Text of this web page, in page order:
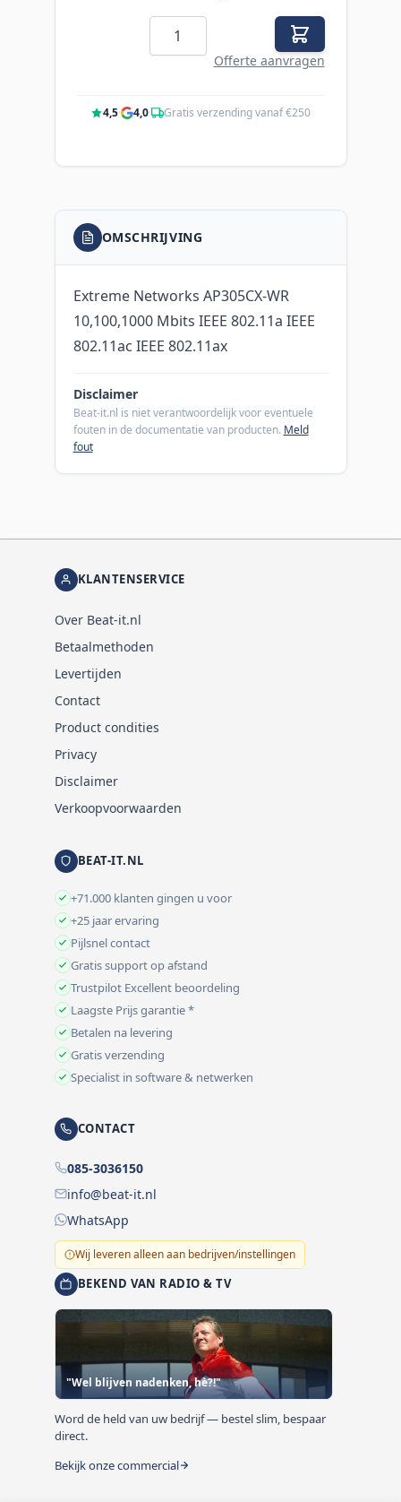
Aantal
Offerte aanvragen
4,5· 4,0· Gratis verzending vanaf €250
OMSCHRIJVING
Extreme Networks AP305CX-WR
10,100,1000 Mbits IEEE 802.11a IEEE
802.11ac IEEE 802.11ax
Disclaimer
Beat-it.nl is niet verantwoordelijk voor eventuele
fouten in de documentatie van producten. Meld
fout
KLANTENSERVICE
Over Beat-it.nl
Betaalmethoden
Levertijden
Contact
Product condities
Privacy
Disclaimer
Verkoopvoorwaarden
BEAT-IT.NL
+71.000 klanten gingen u voor
+25 jaar ervaring
Pijlsnel contact
Gratis support op afstand
Trustpilot Excellent beoordeling
Laagste Prijs garantie *
Betalen na levering
Gratis verzending
Specialist in software & netwerken
CONTACT
085-3036150
info@beat-it.nl
WhatsApp
Wij leveren alleen aan bedrijven/instellingen
BEKEND VAN RADIO & TV
"Wel blijven nadenken, hè?!"
Word de held van uw bedrijf — bestel slim, bespaar
direct.
Bekijk onze commercial